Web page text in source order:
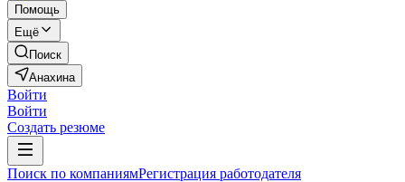
Помощь
Ещё
Поиск
Анахина
Войти
Войти
Создать резюме
Поиск по компаниямРегистрация работодателя